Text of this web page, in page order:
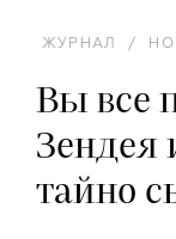
ЖУРНАЛ /
Вы все
Зендея
тайно